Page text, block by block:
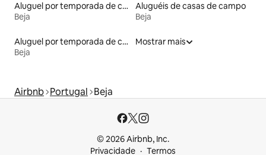
Aluguel por temporada de casas de hóspedes
Beja
Aluguéis de casas de campo
Beja
Aluguel por temporada de casas de veraneio
Beja
Mostrar mais
Airbnb Portugal Beja
© 2026 Airbnb, Inc.
Privacidade
Termos